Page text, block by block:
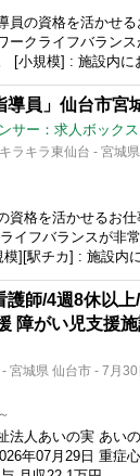
員の資格を活かせ
ークライフバラン
[小規模] : 施設内に
導員」仙台市宮
サー：求人ボックス
ラキラ東仙台 - 宮城
資格を活かせるお
イフバランスが非
][駅チカ] : 施設内
護師/4週8休以
障がい児支援
宮城県 仙台市 - 7月30
法人あいの実 あい
年07月29日 重症